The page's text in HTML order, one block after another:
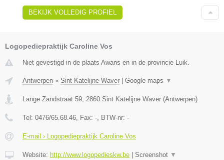
BEKIJK VOLLEDIG PROFIEL
Logopediepraktijk Caroline Vos
Niet gevestigd in de plaats Awans en in de provincie Luik.
Antwerpen » Sint Katelijne Waver Google maps ▼
Lange Zandstraat 59, 2860 Sint Katelijne Waver (Antwerpen)
Tel: 0476/65.68.46, Fax: -, BTW-nr: -
E-mail › Logopediepraktijk Caroline Vos
Website: http://www.logopedieskw.be Screenshot ▼